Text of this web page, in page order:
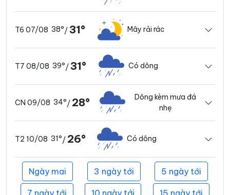
T6 07/08 38°/31° Mây rải rác
T7 08/08 39°/31° Có dông
CN 09/08 34°/ 28°
Dông kèm mưa đá
nhẹ
T2 10/08 31°/ 26° Có dông
Ngày mai 3 ngày tới 5 ngày tới
7 ngày tới 10 ngày tới 15 ngày tới